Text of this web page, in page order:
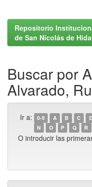
Repositorio
de San Nicolás de
Buscar por
Alvarado,
Ir a: 0-9 A B C D
N
O P Q R
O introducir las